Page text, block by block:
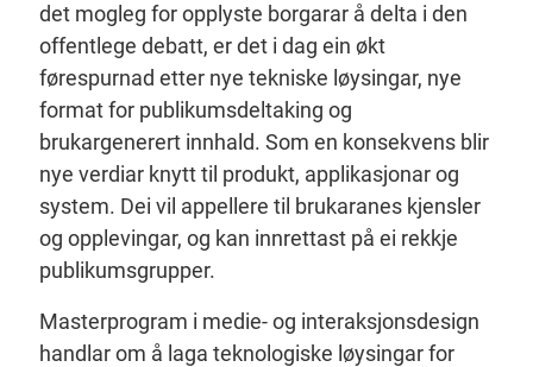
det mogleg for opplyste borgarar å delta i den
offentlege debatt, er det i dag ein økt
førespurnad etter nye tekniske løysingar, nye
format for publikumsdeltaking og
brukargenerert innhald. Som en konsekvens blir
nye verdiar knytt til produkt, applikasjonar og
system. Dei vil appellere til brukaranes kjensler
og opplevingar, og kan innrettast på ei rekkje
publikumsgrupper.
Masterprogram i medie- og interaksjonsdesign
handlar om å laga teknologiske løysingar for